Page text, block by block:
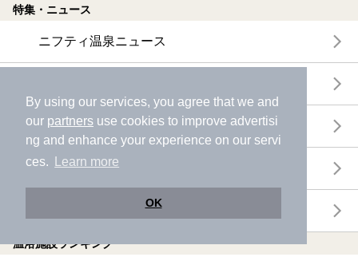
By using our services, you agree that we and
our partners use cookies to improve advertisi
ng and enhance your experience on our servi
ces.
Learn more
OK
特集・ニュース
ニフティ温泉ニュース
口コミを見る
特集
ニフティ温泉からのお知らせ
温浴施設ランキング